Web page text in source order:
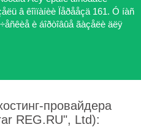
â êîìïàíèè Ïåðååçä 161. Ó íàñ
è áîðòîâûå ãàçåëè äëÿ
провайдера
REG.RU", Ltd):